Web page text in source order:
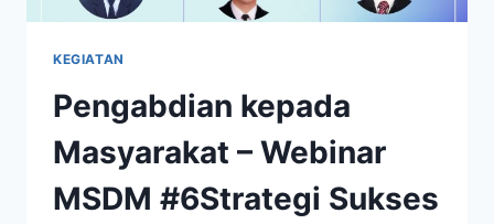
KEGIATAN
Pengabdian kepada
Masyarakat – Webinar
MSDM #6Strategi Sukses